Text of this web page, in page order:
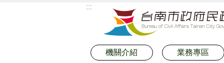
:::
機關介紹 業務專區